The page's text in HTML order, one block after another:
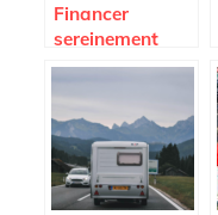
Financer
sereinement
l’achat de votre
vehicule